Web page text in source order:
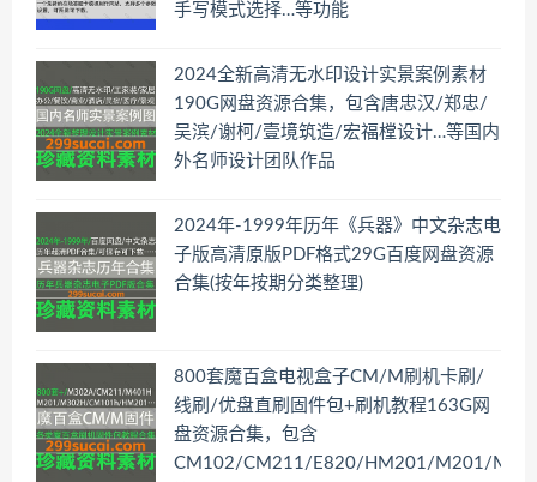
手写模式选择…等功能
2024全新高清无水印设计实景案例素材
190G网盘资源合集，包含唐忠汉/郑忠/
吴滨/谢柯/壹境筑造/宏福樘设计…等国内
外名师设计团队作品
2024年-1999年历年《兵器》中文杂志电
子版高清原版PDF格式29G百度网盘资源
合集(按年按期分类整理)
800套魔百盒电视盒子CM/M刷机卡刷/
线刷/优盘直刷固件包+刷机教程163G网
盘资源合集，包含
CM102/CM211/E820/HM201/M201/